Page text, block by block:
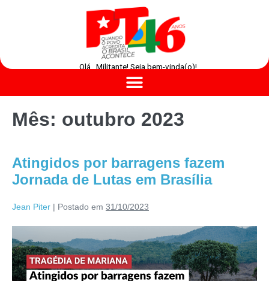
Olá , Militante! Seja bem-vinda(o)!
Mês: outubro 2023
Atingidos por barragens fazem
Jornada de Lutas em Brasília
Jean Piter | Postado em 31/10/2023